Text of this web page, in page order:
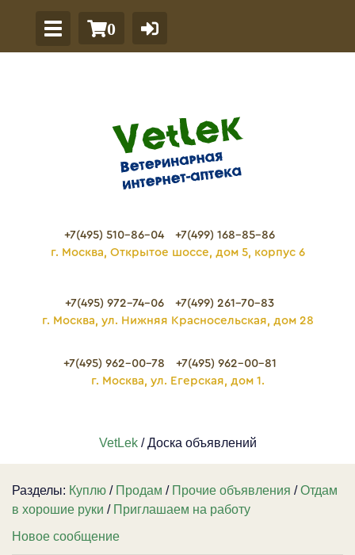
0
+7(495) 510-86-04
+7(499) 168-85-86
г. Москва, Открытое шоссе, дом 5, корпус 6
+7(495) 972-74-06
+7(499) 261-70-83
г. Москва, ул. Нижняя Красносельская, дом 28
+7(495) 962-00-78
+7(495) 962-00-81
г. Москва, ул. Егерская, дом 1.
VetLek/ Доска объявлений
Разделы: Куплю / Продам / Прочие объявления /Отдам
в хорошие руки / Приглашаем на работу
Новое сообщение